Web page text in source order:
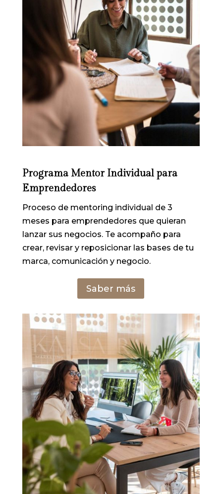
Programa Mentor Individual para
Emprendedores
Proceso de mentoring individual de 3
meses para emprendedores que quieran
lanzar sus negocios. Te acompaño para
crear, revisar y reposicionar las bases de tu
marca, comunicación y negocio.
Saber más